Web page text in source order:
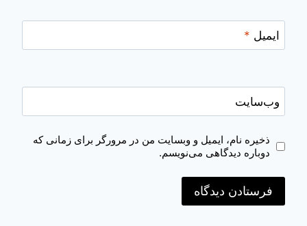
ایمیل *
وب‌سایت
ذخیره نام، ایمیل و وبسایت من در مرورگر برای زمانی که
دوباره دیدگاهی می‌نویسم.